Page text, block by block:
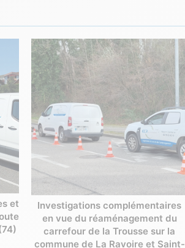
et
Investigations complémentaires
en vue du réaménagement du
carrefour de la Trousse sur la
commune de La Ravoire et Saint-